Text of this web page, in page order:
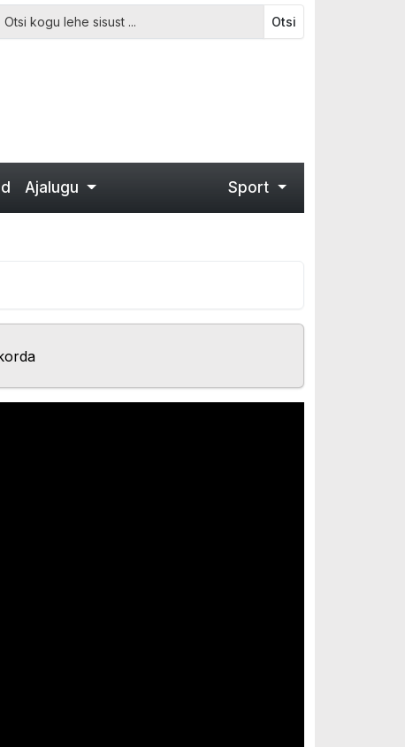
Otsi
Ajalugu Sport